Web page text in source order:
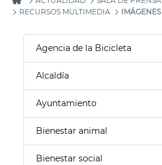
RECURSOS MULTIMEDIA
IMÁGENES
Agencia de la Bicicleta
Alcaldía
Ayuntamiento
Bienestar animal
Bienestar social